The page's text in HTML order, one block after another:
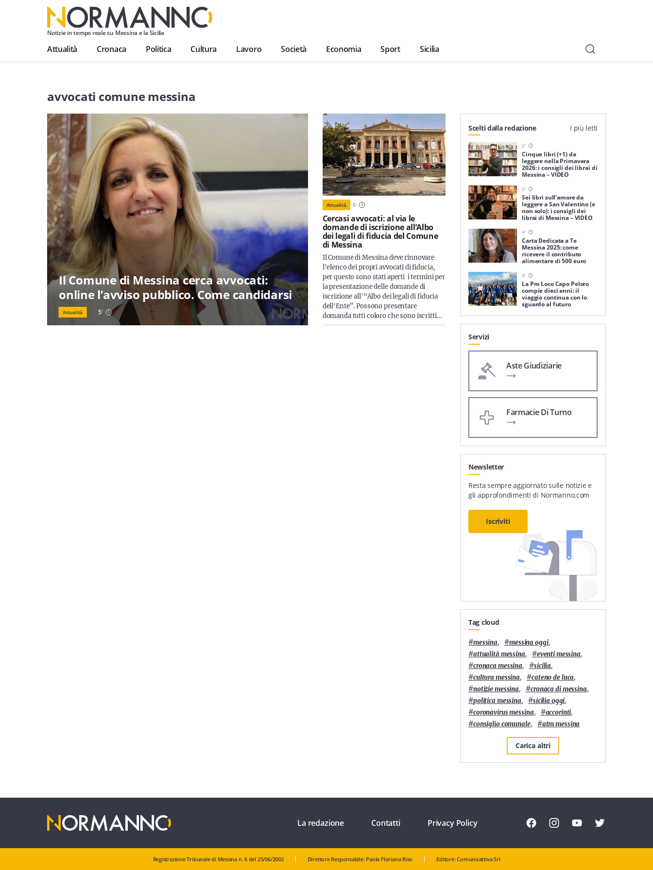
Notizie in tempo reale su Messina e la Sicilia
Attualità Cronaca Politica Cultura Lavoro Società Economia Sport Sicilia
avvocati comune messina
Il Comune di Messina cerca avvocati:
online l’avviso pubblico. Come candidarsi
Attualità 5'
Attualità 5'
Cercasi avvocati: al via le
domande di iscrizione all’Albo
dei legali di fiducia del Comune
di Messina
Il Comune di Messina deve rinnovare
l'elenco dei propri avvocati di fiducia,
per questo sono stati aperti i termini per
la presentazione delle domande di
iscrizione all'“Albo dei legali di fiducia
dell'Ente”. Possono presentare
domanda tutti coloro che sono iscritti…
Scelti dalla redazione I più letti
2'
Cinque libri (+1) da
leggere nella Primavera
2026: i consigli dei librai di
Messina – VIDEO
2'
Sei libri sull’amore da
leggere a San Valentino (e
non solo): i consigli dei
librai di Messina – VIDEO
4'
Carta Dedicata a Te
Messina 2025: come
ricevere il contributo
alimentare di 500 euro
3'
La Pro Loco Capo Peloro
compie dieci anni: il
viaggio continua con lo
sguardo al futuro
Servizi
Aste Giudiziarie
Farmacie Di Turno
Newsletter
Resta sempre aggiornato sulle notizie e
gli approfondimenti di Normanno.com
Iscriviti
Tag cloud
#messina, #messina oggi,
#attualità messina, #eventi messina,
#cronaca messina, #sicilia,
#cultura messina, #cateno de luca,
#notizie messina, #cronaca di messina,
#politica messina, #sicilia oggi,
#coronavirus messina, #accorinti,
#consiglio comunale, #atm messina
Carica altri
La redazione Contatti Privacy Policy
Registrazione Tribunale di Messina n. 6 del 25/06/2002 Direttore Responsabile: Paola Floriana Riso Editore: Comunicattiva Srl